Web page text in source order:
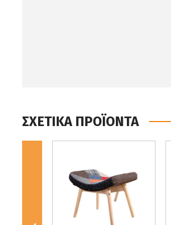
ΣΧΕΤΙΚΑ ΠΡΟΪΟΝΤΑ